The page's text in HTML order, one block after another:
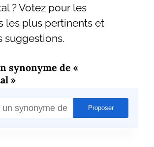
? Votez pour les
les plus pertinents et
suggestions.
synonyme de «
»